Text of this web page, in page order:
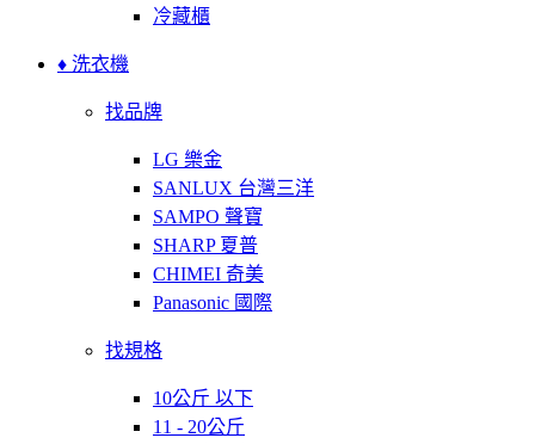
冷藏櫃
♦ 洗衣機
找品牌
LG 樂金
SANLUX 台灣三洋
SAMPO 聲寶
SHARP 夏普
CHIMEI 奇美
Panasonic 國際
找規格
10公斤 以下
11 - 20公斤